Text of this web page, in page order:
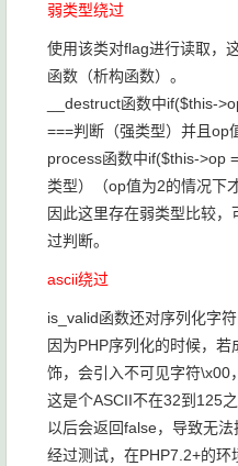
弱类型绕过
使用该类对flag进行读取，
函数（析构函数）。
__destruct函数中if($this-
===判断（强类型）并且op
process函数中if($this->op
类型）（op值为2的情况下
因此这里存在弱类型比较
过判断。
ascii绕过
is_valid函数还对序列化字符
因为PHP序列化的时候，
饰，会引入不可见字符\x00
这是个ASCII不在32到125
以后会返回false，导致无法
经过测试，在PHP7.2+的